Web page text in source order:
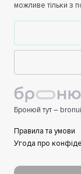
можливе тільки з
Бронюй тут –
Правила та умови
Угода про